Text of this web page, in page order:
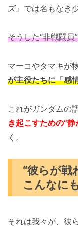
ズ』では名もなき
そうした“非戦闘
マーコやタマキが
が主役たちに「感
これがガンダムの
き起こすための“静
く。
“彼らが戦
こんなに
それは我々が、彼